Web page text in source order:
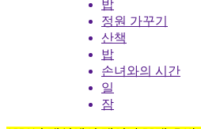
밥
정원 가꾸기
산책
밥
손녀와의 시간
일
잠